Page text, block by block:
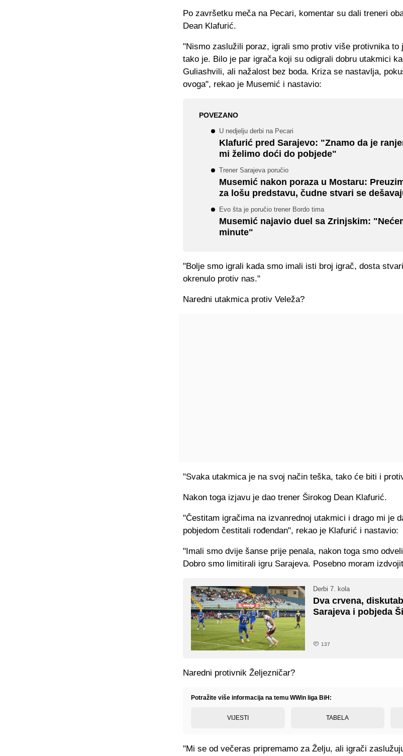
Po završetku meča na Pecari, komentar su dali treneri
Dean Klafurić.
"Nismo zaslužili poraz, igrali smo protiv više protivnika to
tako je. Bilo je par igrača koji su odigrali dobru utakmici
Guliashvili, ali nažalost bez boda. Kriza se nastavlja,
ovoga", rekao je Musemić i nastavio:
POVEZANO
U nedjelju derbi na Pecari
Klafurić pred Sarajevo: "Znamo da je
mi želimo doći do pobjede"
Trener Sarajeva poručio
Musemić nakon poraza u Mostaru:
za lošu predstavu, čudne stvari se
Evo šta je poručio trener Bordo tima
Musemić najavio duel sa Zrinjskim:
minute"
"Bolje smo igrali kada smo imali isti broj igrač, dosta
okrenulo protiv nas."
Naredni utakmica protiv Veleža?
"Svaka utakmica je na svoj način teška, tako će biti i
Nakon toga izjavu je dao trener Širokog Dean Klafurić.
"Čestitam igračima na izvanrednoj utakmici i drago mi je
pobjedom čestitali rođendan", rekao je Klafurić i nastavio:
"Imali smo dvije šanse prije penala, nakon toga smo
Dobro smo limitirali igru Sarajeva. Posebno moram
Derbi 7. kola
Dva crvena,
Sarajeva i pobjeda
137
Naredni protivnik Željezničar?
Potražite više informacija na temu WWin liga BiH:
VIJESTI TABELA
"Mi se od večeras pripremamo za Želju, ali igrači